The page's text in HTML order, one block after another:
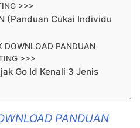
>>>
(Panduan Cukai Individu
DOWNLOAD PANDUAN
>>>
Go Id Kenali 3 Jenis
PANDUAN